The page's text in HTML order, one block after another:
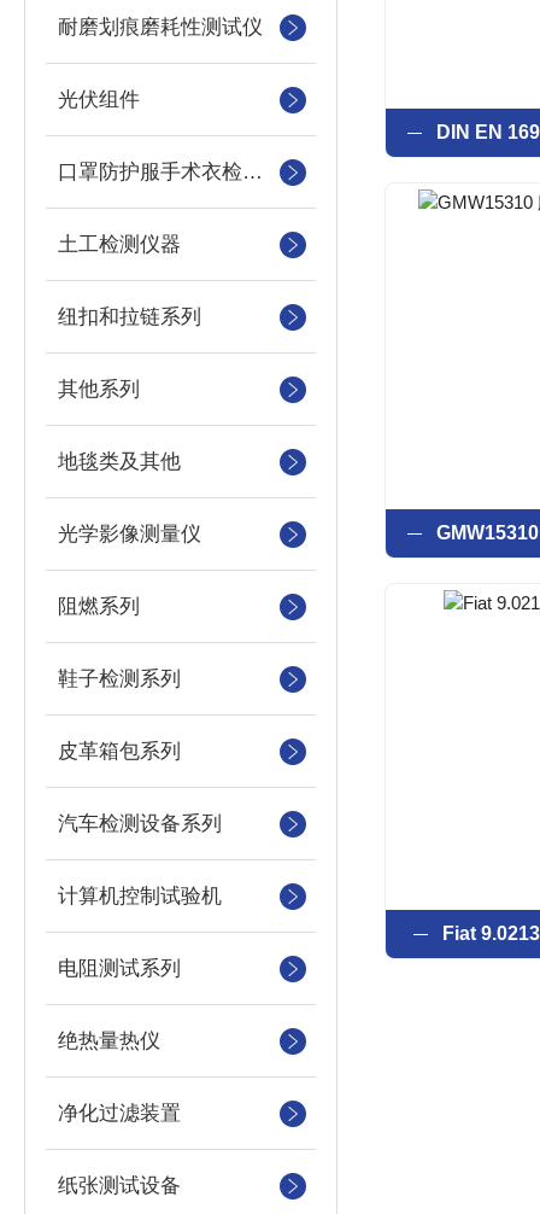
耐磨划痕磨耗性测试仪
光伏组件
口罩防护服手术衣检测设备
土工检测仪器
纽扣和拉链系列
其他系列
地毯类及其他
光学影像测量仪
阻燃系列
鞋子检测系列
皮革箱包系列
汽车检测设备系列
计算机控制试验机
电阻测试系列
绝热量热仪
净化过滤装置
纸张测试设备
Fiat